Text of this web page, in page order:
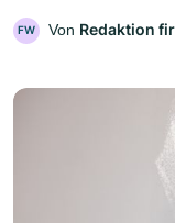
FW Von Redaktion